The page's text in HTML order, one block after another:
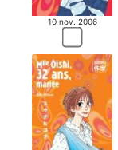
10 nov. 2006